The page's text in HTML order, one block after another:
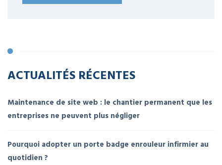
ACTUALITÉS RÉCENTES
Maintenance de site web : le chantier permanent que les
entreprises ne peuvent plus négliger
Pourquoi adopter un porte badge enrouleur infirmier au
quotidien ?